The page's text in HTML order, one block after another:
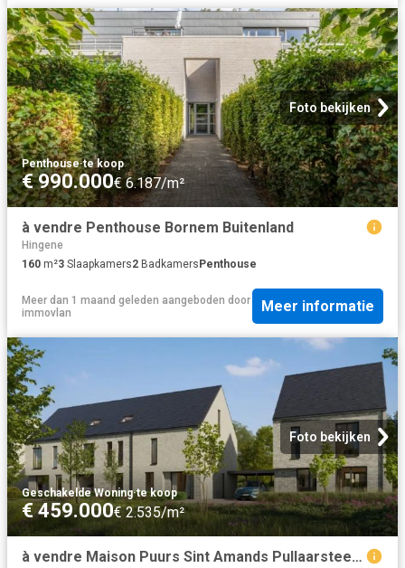
Foto bekijken
Penthouse·te koop
€ 990.000€ 6.187/m²
à vendre Penthouse Bornem Buitenland
Hingene
160 m²3 Slaapkamers2 Badkamers Penthouse
Meer dan 1 maand geleden aangeboden door
immovlan
Meer informatie
Foto bekijken
Geschakelde Woning·te koop
€ 459.000€ 2.535/m²
à vendre Maison Puurs Sint Amands Pullaarsteenweg